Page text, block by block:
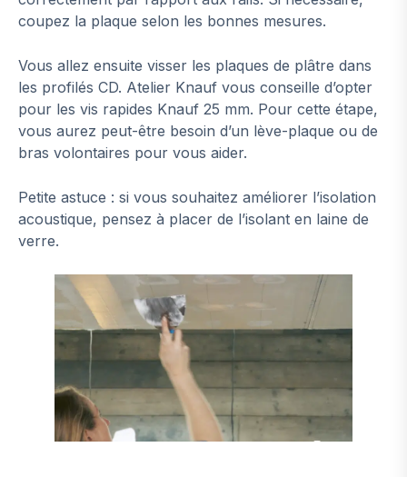
coupez la plaque selon les bonnes mesures.
Vous allez ensuite visser les plaques de plâtre dans
les profilés CD. Atelier Knauf vous conseille d’opter
pour les vis rapides Knauf 25 mm. Pour cette étape,
vous aurez peut-être besoin d’un lève-plaque ou de
bras volontaires pour vous aider.
Petite astuce : si vous souhaitez améliorer l’isolation
acoustique, pensez à placer de l’isolant en laine de
verre.